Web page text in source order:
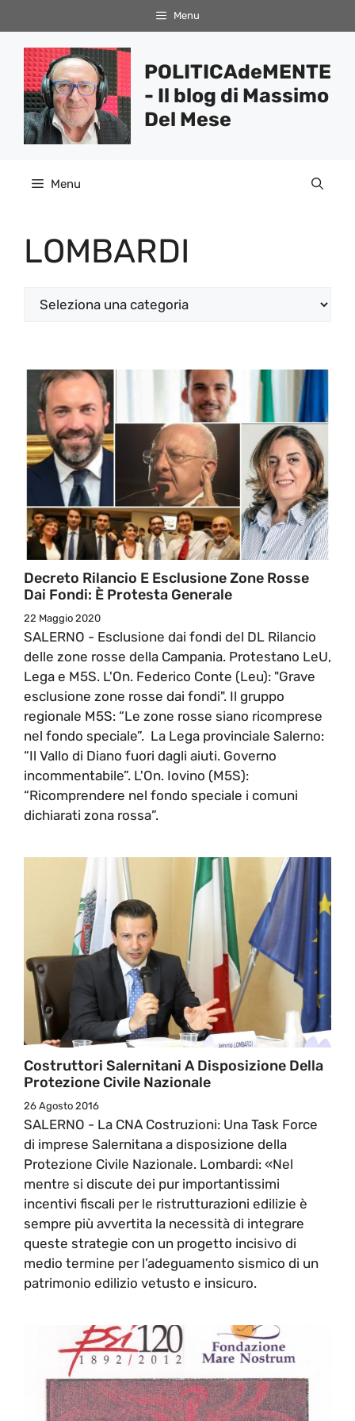
al
contenuto
Menu
POLITICAdeMENTE
- Il blog di Massimo
Del Mese
Menu
LOMBARDI
Categorie
Decreto Rilancio E Esclusione Zone Rosse
Dai Fondi: È Protesta Generale
22 Maggio 2020
SALERNO - Esclusione dai fondi del DL Rilancio
delle zone rosse della Campania. Protestano LeU,
Lega e M5S. L'On. Federico Conte (Leu): "Grave
esclusione zone rosse dai fondi". Il gruppo
regionale M5S: “Le zone rosse siano ricomprese
nel fondo speciale”. La Lega provinciale Salerno:
“Il Vallo di Diano fuori dagli aiuti. Governo
incommentabile”. L'On. Iovino (M5S):
“Ricomprendere nel fondo speciale i comuni
dichiarati zona rossa”.
Costruttori Salernitani A Disposizione Della
Protezione Civile Nazionale
26 Agosto 2016
SALERNO - La CNA Costruzioni: Una Task Force
di imprese Salernitana a disposizione della
Protezione Civile Nazionale. Lombardi: «Nel
mentre si discute dei pur importantissimi
incentivi fiscali per le ristrutturazioni edilizie è
sempre più avvertita la necessità di integrare
queste strategie con un progetto incisivo di
medio termine per l’adeguamento sismico di un
patrimonio edilizio vetusto e insicuro.